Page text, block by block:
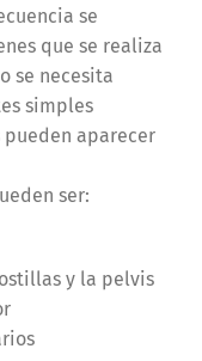
se
que se realiza
se necesita
simples
pueden aparecer
ser:
y la pelvis